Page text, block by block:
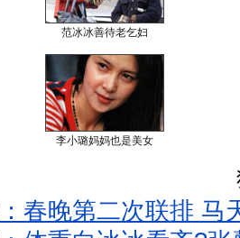
范冰冰善待老乞妇
李小璐妈妈也是美女
春晚第二次联排 马